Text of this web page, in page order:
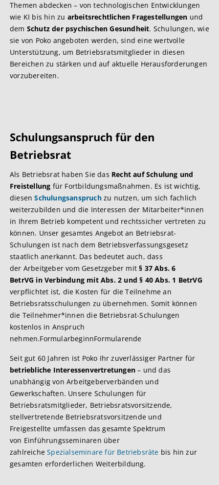
Themen abdecken – von technologischen Entwicklungen
wie KI bis hin zu arbeitsrechtlichen Fragestellungen und
dem Schutz der psychischen Gesundheit. Schulungen, wie
sie von Poko angeboten werden, sind eine wertvolle
Unterstützung, um Betriebsratsmitglieder in diesen
Bereichen zu stärken und auf aktuelle Herausforderungen
vorzubereiten.
Schulungsanspruch für den
Betriebsrat
Als Betriebsrat haben Sie das Recht auf Schulung und
Freistellung für Fortbildungsmaßnahmen. Es ist wichtig,
diesenSchulungsanspruchzu nutzen, um sich fachlich
weiterzubilden und die Interessen der Mitarbeiter*innen
in Ihrem Betrieb kompetent und rechtssicher vertreten zu
können. Unser gesamtes Angebot an Betriebsrat-
Schulungen ist nach dem Betriebsverfassungsgesetz
staatlich anerkannt. Das bedeutet auch, dass
der Arbeitgeber vom Gesetzgeber mit§ 37 Abs. 6
BetrVG in Verbindung mit Abs. 2 und § 40 Abs. 1 BetrVG
verpflichtet ist, die Kosten für die Teilnehme an
Betriebsratsschulungen zu übernehmen. Somit können
die Teilnehmer*innen die Betriebsrat-Schulungen
kostenlos in Anspruch
nehmen.FormularbeginnFormularende
Seit gut 60 Jahren ist Poko Ihr zuverlässiger Partner für
betriebliche Interessenvertretungen – und das
unabhängig von Arbeitgeberverbänden und
Gewerkschaften. Unsere Schulungen für
Betriebsratsmitglieder, Betriebsratsvorsitzende,
stellvertretende Betriebsratsvorsitzende und
Freigestellte umfassen das gesamte Spektrum
von Einführungsseminaren über
zahlreicheSpezialseminare für Betriebsräte bis hin zur
gesamten erforderlichen Weiterbildung.